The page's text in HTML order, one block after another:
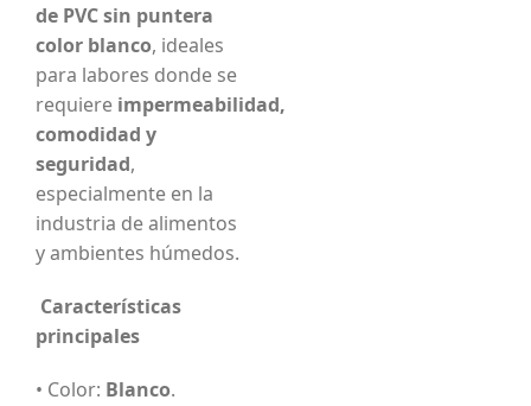
de PVC sin puntera
color blanco, ideales
para labores donde se
requiere impermeabilidad,
comodidad y
seguridad,
especialmente en la
industria de alimentos
y ambientes húmedos.
Características
principales
• Color: Blanco.